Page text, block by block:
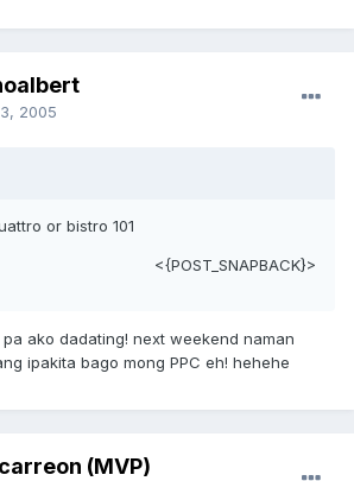
2005
or bistro 101
<{POST_SNAPBACK}>
ako dadating! next weekend naman
ipakita bago mong PPC eh! hehehe
(MVP)